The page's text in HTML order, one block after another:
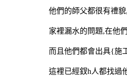
他們的師父都很有禮
家裡漏水的問題,在他
而且他們都會出具{施
這裡已經釵h人都找過